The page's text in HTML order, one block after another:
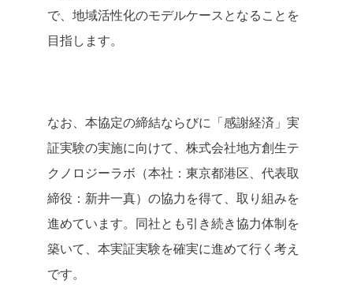
で、地域活性化のモデルケースとなることを
目指します。
なお、本協定の締結ならびに「感謝経済」実
証実験の実施に向けて、株式会社地方創生テ
クノロジーラボ（本社：東京都港区、代表取
締役：新井一真）の協力を得て、取り組みを
進めています。同社とも引き続き協力体制を
築いて、本実証実験を確実に進めて行く考え
です。